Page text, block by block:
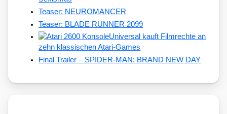
Teaser: NEUROMANCER
Teaser: BLADE RUNNER 2099
Universal kauft Filmrechte an
zehn klassischen Atari-Games
Final Trailer – SPIDER-MAN: BRAND NEW DAY